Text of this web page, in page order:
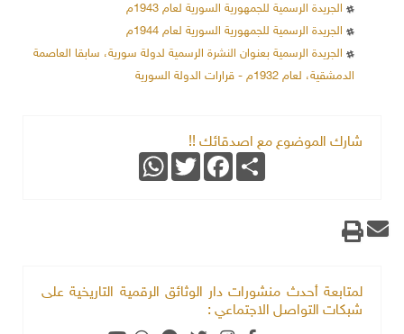
الجريدة الرسمية للجمهورية السورية لعام 1943م
الجريدة الرسمية للجمهورية السورية لعام 1944م
الجريدة الرسمية بعنوان النشرة الرسمية لدولة سورية، سابقا العاصمة
الدمشقية، لعام 1932م - قرارات الدولة السورية
شارك الموضوع مع اصدقائك !!
Share
Facebook
Twitter
WhatsApp
لمتابعة أحدث منشورات دار الوثائق الرقمية التاريخية على
شبكات التواصل الاجتماعي :